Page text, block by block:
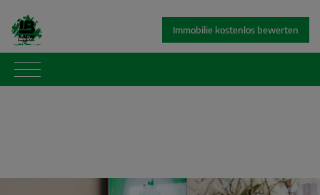
Immobilie kostenlos bewerten